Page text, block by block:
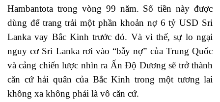
Hambantota trong vòng 99 năm. Số tiền này được
dùng để trang trải một phần khoản nợ 6 tỷ USD Sri
Lanka vay Bắc Kinh trước đó. Và vì thế, sự lo ngại
nguy cơ Sri Lanka rơi vào “bẫy nợ” của Trung Quốc
và cảng chiến lược nhìn ra Ấn Độ Dương sẽ trở thành
căn cứ hải quân của Bắc Kinh trong một tương lai
không xa không phải là vô căn cứ.